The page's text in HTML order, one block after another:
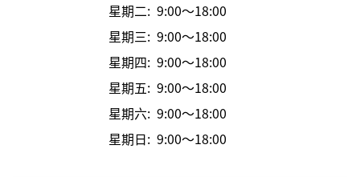
星期二: 9:00～18:00
星期三: 9:00～18:00
星期四: 9:00～18:00
星期五: 9:00～18:00
星期六: 9:00～18:00
星期日: 9:00～18:00